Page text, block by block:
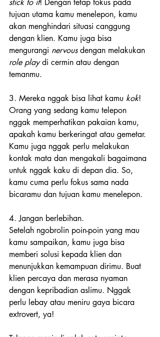
stick to it! Dengan tetap fokus pada
tujuan utama kamu menelepon, kamu
akan menghindari situasi canggung
dengan klien. Kamu juga bisa
mengurangi nervous dengan melakukan
role play di cermin atau dengan
temanmu.
3. Mereka nggak bisa lihat kamu kok!
Orang yang sedang kamu telepon
nggak memperhatikan pakaian kamu,
apakah kamu berkeringat atau gemetar.
Kamu juga nggak perlu melakukan
kontak mata dan mengakali bagaimana
untuk nggak kaku di depan dia. So,
kamu cuma perlu fokus sama nada
bicaramu dan tujuan kamu menelepon.
4. Jangan berlebihan.
Setelah ngobrolin poin-poin yang mau
kamu sampaikan, kamu juga bisa
memberi solusi kepada klien dan
menunjukkan kemampuan dirimu. Buat
klien percaya dan merasa nyaman
dengan kepribadian aslimu. Nggak
perlu lebay atau meniru gaya bicara
extrovert, ya!